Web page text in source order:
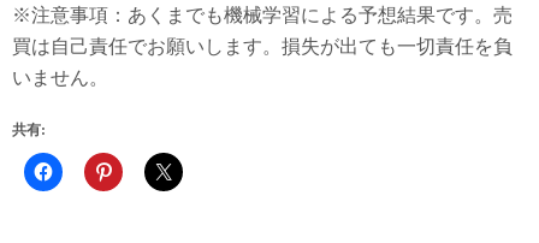
※注意事項：あくまでも機械学習による予想結果です。売
買は自己責任でお願いします。損失が出ても一切責任を負
いません。
共有: